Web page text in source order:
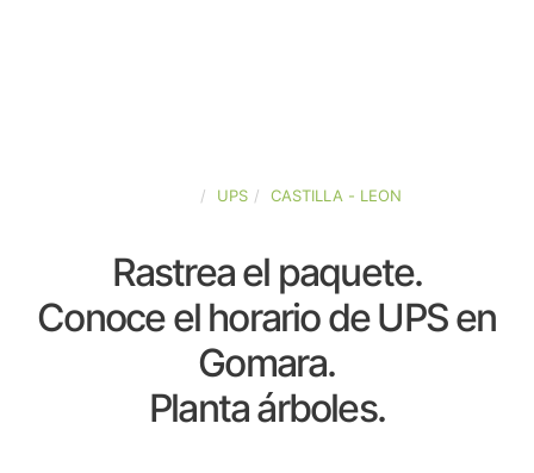
UPS CASTILLA - LEON
Rastrea el paquete.
Conoce el horario de UPS en
Gomara.
Planta árboles.